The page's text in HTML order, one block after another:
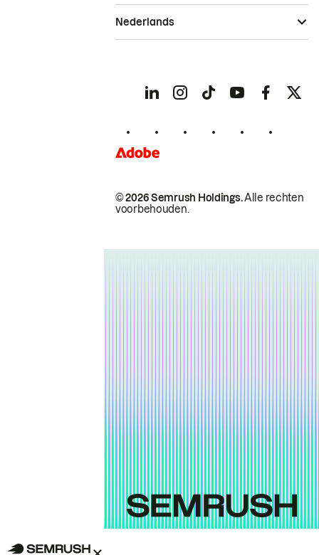
© 2026 Semrush Holdings.Alle rechten
voorbehouden.
Nederlands